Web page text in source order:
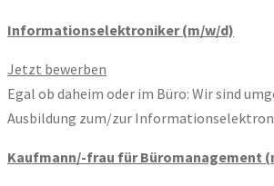
Informationselek­troniker (m/w/d)
Jetzt bewerben
Egal ob daheim oder im Büro: Wir sind
Ausbildung zum/zur
Kaufmann/-frau für Büromanagement